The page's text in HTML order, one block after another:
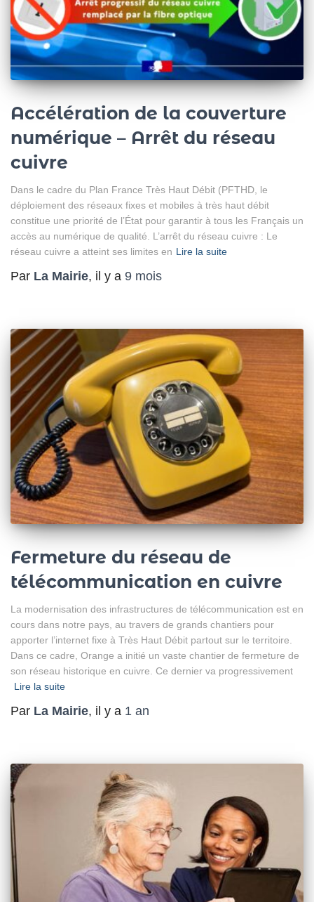
Accélération de la couverture
numérique – Arrêt du réseau
cuivre
Dans le cadre du Plan France Très Haut Débit (PFTHD, le
déploiement des réseaux fixes et mobiles à très haut débit
constitue une priorité de l’État pour garantir à tous les Français un
accès au numérique de qualité. L’arrêt du réseau cuivre : Le
réseau cuivre a atteint ses limites en Lire la suite
Par La Mairie, il y a 9 mois
Fermeture du réseau de
télécommunication en cuivre
La modernisation des infrastructures de télécommunication est en
cours dans notre pays, au travers de grands chantiers pour
apporter l’internet fixe à Très Haut Débit partout sur le territoire.
Dans ce cadre, Orange a initié un vaste chantier de fermeture de
son réseau historique en cuivre. Ce dernier va progressivement
Lire la suite
Par La Mairie, il y a 1 an